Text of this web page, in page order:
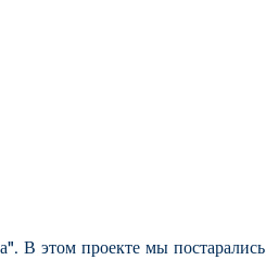
В этом проекте мы постарались